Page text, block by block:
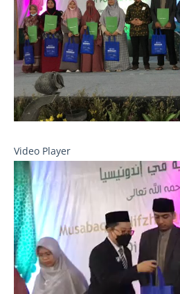
Video Player